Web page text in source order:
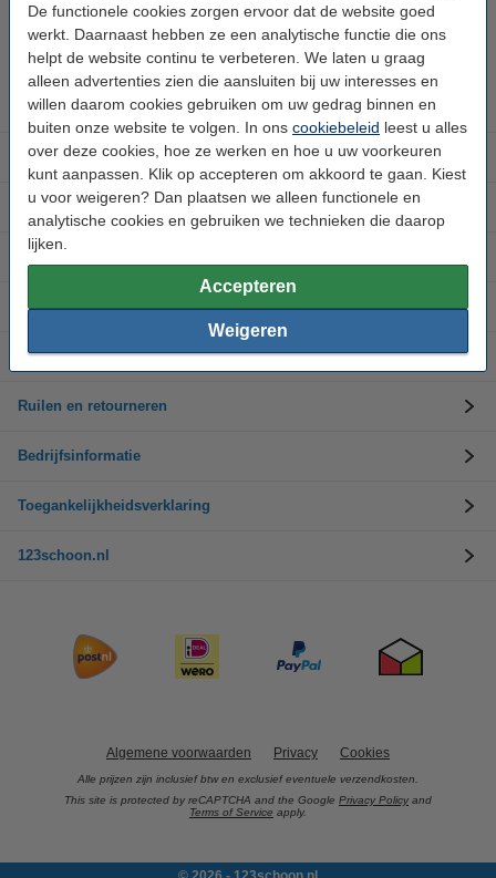
De functionele cookies zorgen ervoor dat de website goed
werkt. Daarnaast hebben ze een analytische functie die ons
helpt de website continu te verbeteren. We laten u graag
alleen advertenties zien die aansluiten bij uw interesses en
willen daarom cookies gebruiken om uw gedrag binnen en
buiten onze website te volgen. In ons cookiebeleid leest u alles
over deze cookies, hoe ze werken en hoe u uw voorkeuren
kunt aanpassen. Klik op accepteren om akkoord te gaan. Kiest
u voor weigeren? Dan plaatsen we alleen functionele en
analytische cookies en gebruiken we technieken die daarop
lijken.
Accepteren
Weigeren
Hulp nodig? Bel ons op 0294-787126
Op werkdagen van 9.00 tot 17.30 uur
Schoonmaakartikelen
Persoonlijke verzorging
Huis en Tuin
Bedrijfshygiëne
Filters en ontkalkers
Klantenservice
Ruilen en retourneren
Bedrijfsinformatie
Toegankelijkheidsverklaring
123schoon.nl
Algemene voorwaarden Privacy Cookies
Alle prijzen zijn inclusief btw en exclusief eventuele verzendkosten.
This site is protected by reCAPTCHA and the Google Privacy Policy and
Terms of Service apply.